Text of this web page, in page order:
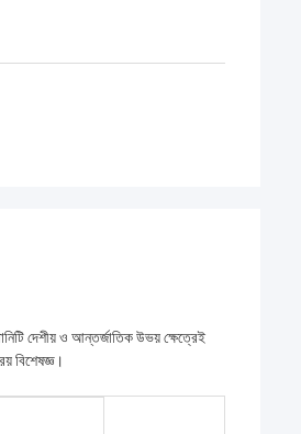
দেশীয় ও আন্তর্জাতিক উভয় ক্ষেত্রেই
বিশেষজ্ঞ।